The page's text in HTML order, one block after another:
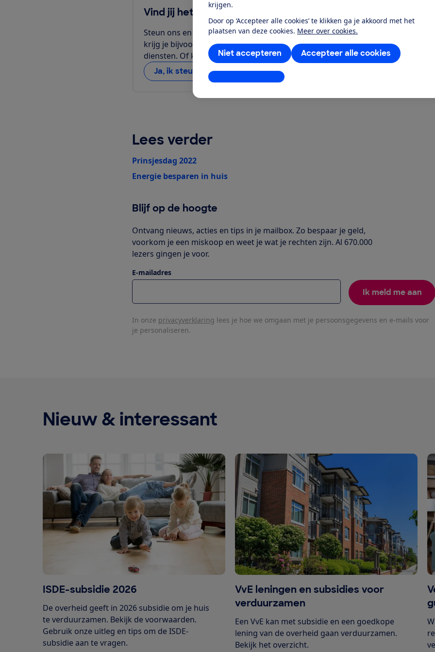
krijgen.
Door op ‘Accepteer alle cookies’ te klikken ga je akkoord met het
plaatsen van deze cookies. Meer over cookies.
Accepteer alle cookies
Niet accepteren
Instellingen aanpassen
Vind jij het ook belangrijk dat wij opkomen voor jouw
Steun ons en word lid! Kies het lidmaatschap dat je het beste bij je past. Zo
krijg je bijvoorbeeld toegang tot al onze testinformatie over producten en
diensten. Of kies voor juridische hulp bij consumentenproblemen.
Ja, ik steun de Consumentenbond
Lees verder
Prinsjesdag 2022
Energie besparen in huis
Blijf op de hoogte
Ontvang nieuws, acties en tips in je mailbox. Zo bespaar je geld,
voorkom je een miskoop en weet je wat je rechten zijn. Al 670.000
lezers gingen je voor.
E-mailadres
Ik meld me aan
In onze privacyverklaring lees je hoe we omgaan met je persoonsgegevens en e-mails voor
je personaliseren.
Nieuw & interessant
ISDE-subsidie 2026
De overheid geeft in 2026 subsidie om je huis
te verduurzamen. Bekijk de voorwaarden.
Gebruik onze uitleg en tips om de ISDE-
subsidie aan te vragen.
VvE leningen en subsidies voor
verduurzamen
Een VvE kan met subsidie en een goedkope
lening van de overheid gaan verduurzamen.
Bekijk het overzicht.